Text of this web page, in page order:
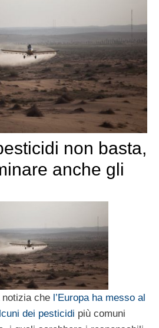
non basta,
anche gli
che l’Europa ha messo al
dei pesticidi più comuni